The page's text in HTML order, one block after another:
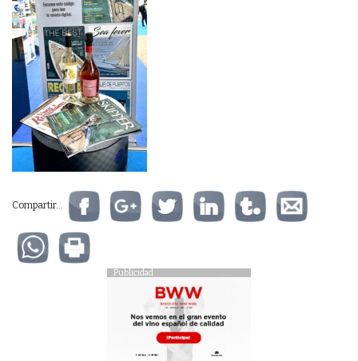
Compartir...
Publicidad